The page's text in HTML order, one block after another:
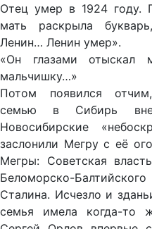
Отец умер в 1924 году.
мать раскрыла
Ленин… Ленин умер».
«Он глазами отыскал
мальчишку…»
Потом появился
семью в Сибирь
Новосибирские
заслонили Мегру с её
Мегры: Советская
Беломорско-
Сталина. Исчезло и
семья имела когда-то